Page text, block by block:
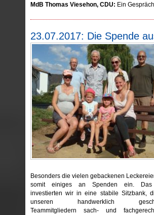
MdB Thomas Viesehon, CDU: Ein
23.07.2017: Die Spende
Besonders die vielen gebackenen
somit einiges an Spenden ein. Das
investierten wir in eine stabile Sitzbank,
unseren handwerklich
Teammitgliedern sach- und